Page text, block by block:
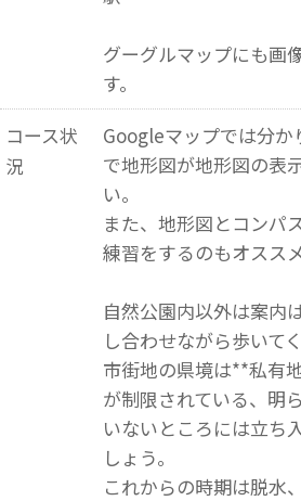
グーグルマップにも画
す。
コース状
況
Googleマップでは分
で地形図が地形図の表
い。
また、地形図とコンパ
練習をするのもオススメ
自然公園内以外は案内
し合わせながら歩いて
市街地の県境は**私有
が制限されている、明
いないところには立ち
しょう。
これからの時期は脱水